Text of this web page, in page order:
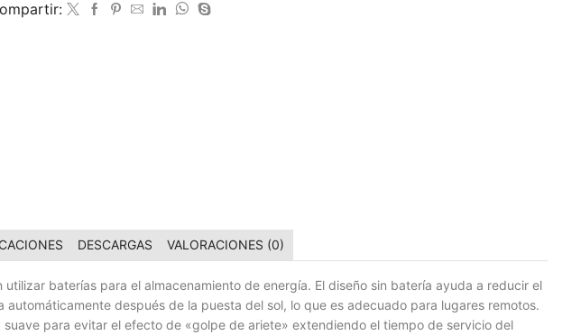
cantidad
DESCARGAS VALORACIONES (0)
baterías para el almacenamiento de energía. El diseño sin batería ayuda a reducir el
después de la puesta del sol, lo que es adecuado para lugares remotos.
para evitar el efecto de «golpe de ariete» extendiendo el tiempo de servicio del